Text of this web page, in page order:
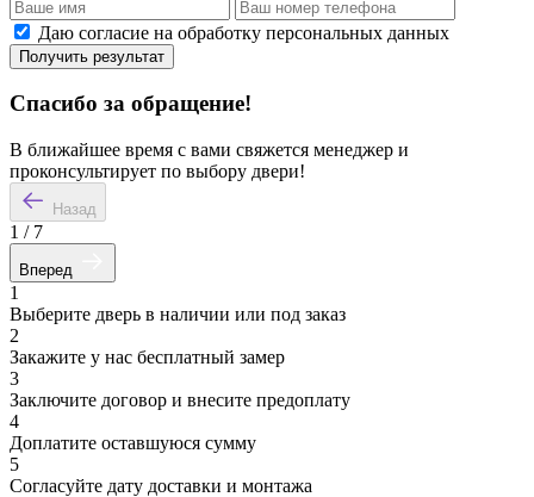
Даю согласие на обработку персональных данных
Получить результат
Спасибо за обращение!
В ближайшее время с вами свяжется менеджер и
проконсультирует по выбору двери!
Назад
1 / 7
Вперед
1
Выберите дверь в наличии или под заказ
2
Закажите у нас бесплатный замер
3
Заключите договор и внесите предоплату
4
Доплатите оставшуюся сумму
5
Согласуйте дату доставки и монтажа